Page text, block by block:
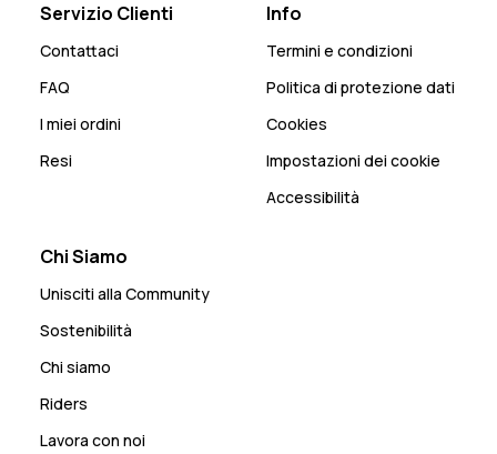
Servizio Clienti
Contattaci
FAQ
I miei ordini
Resi
Info
Termini e condizioni
Politica di protezione dati
Cookies
Impostazioni dei cookie
Accessibilità
Chi Siamo
Unisciti alla Community
Sostenibilità
Chi siamo
Riders
Lavora con noi